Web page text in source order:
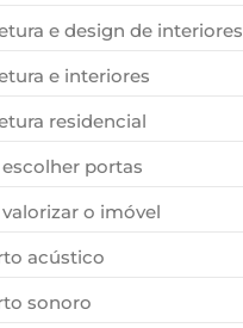
e design de interiores
e interiores
residencial
portas
o imóvel
acústico
sonoro